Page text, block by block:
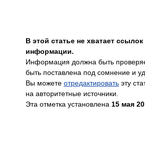
В этой статье не хватает ссылок
информации.
Информация должна быть
быть поставлена под сомнение и
Вы можете отредактировать эту
на авторитетные источники.
Эта отметка установлена 15 мая